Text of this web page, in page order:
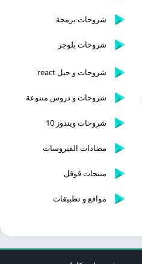
شروحات برمجة
شروحات بلوجر
شروحات و حيل react
شروحات و دروس متنوعة
شروحات ويندوز 10
مضادات الفيروسات
منتجات قوقل
مواقع و تطبيقات